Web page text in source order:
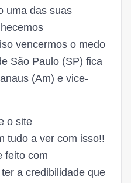
uma das suas
vencermos o medo
São Paulo (SP) fica
(Am) e vice-
o site
tudo a ver com isso!!
feito com
a credibilidade que